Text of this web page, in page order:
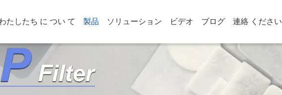
たしたち に つい て 製品 ソリューション ビデオ ブログ 連絡 ください